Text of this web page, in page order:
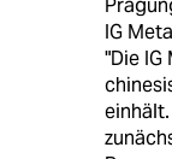
IG
"Die